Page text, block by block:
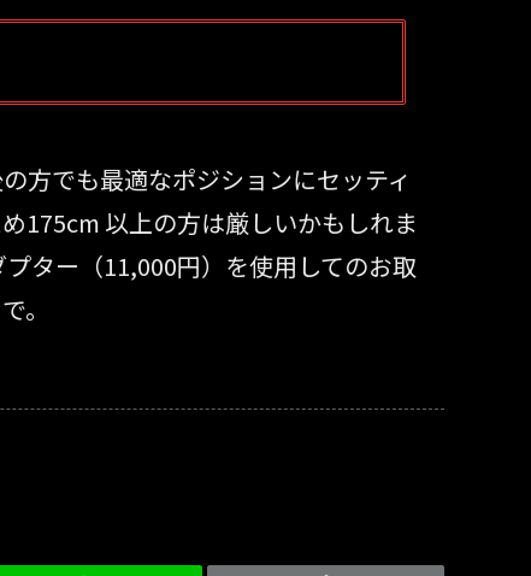
方でも最適なポジションにセッティ
175cm 以上の方は厳しいかもしれま
ター（11,000円）を使用してのお取
。